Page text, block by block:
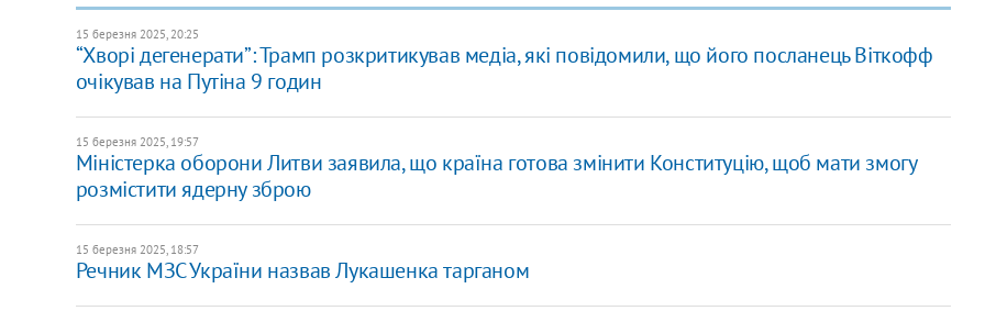
15 березня 2025, 20:25
“Хворі дегенерати”: Трамп розкритикував медіа, які повідомили, що його посланець Віткофф
очікував на Путіна 9 годин
15 березня 2025, 19:57
Міністерка оборони Литви заявила, що країна готова змінити Конституцію, щоб мати змогу
розмістити ядерну зброю
15 березня 2025, 18:57
Речник МЗС України назвав Лукашенка тарганом